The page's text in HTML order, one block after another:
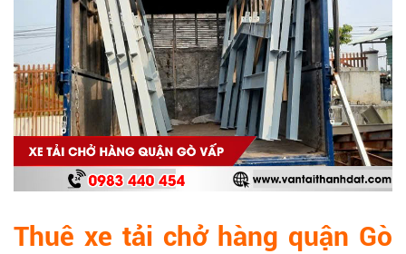
Thuê xe tải chở hàng quận Gò